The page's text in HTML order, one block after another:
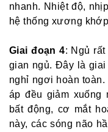
nhanh. Nhiệt độ,
hệ thống xương
Giai đoạn 4: Ngủ
gian ngủ. Đây là
nghỉ ngơi hoàn
áp đều giảm xuống
bất động, cơ mắt
này, các sóng não